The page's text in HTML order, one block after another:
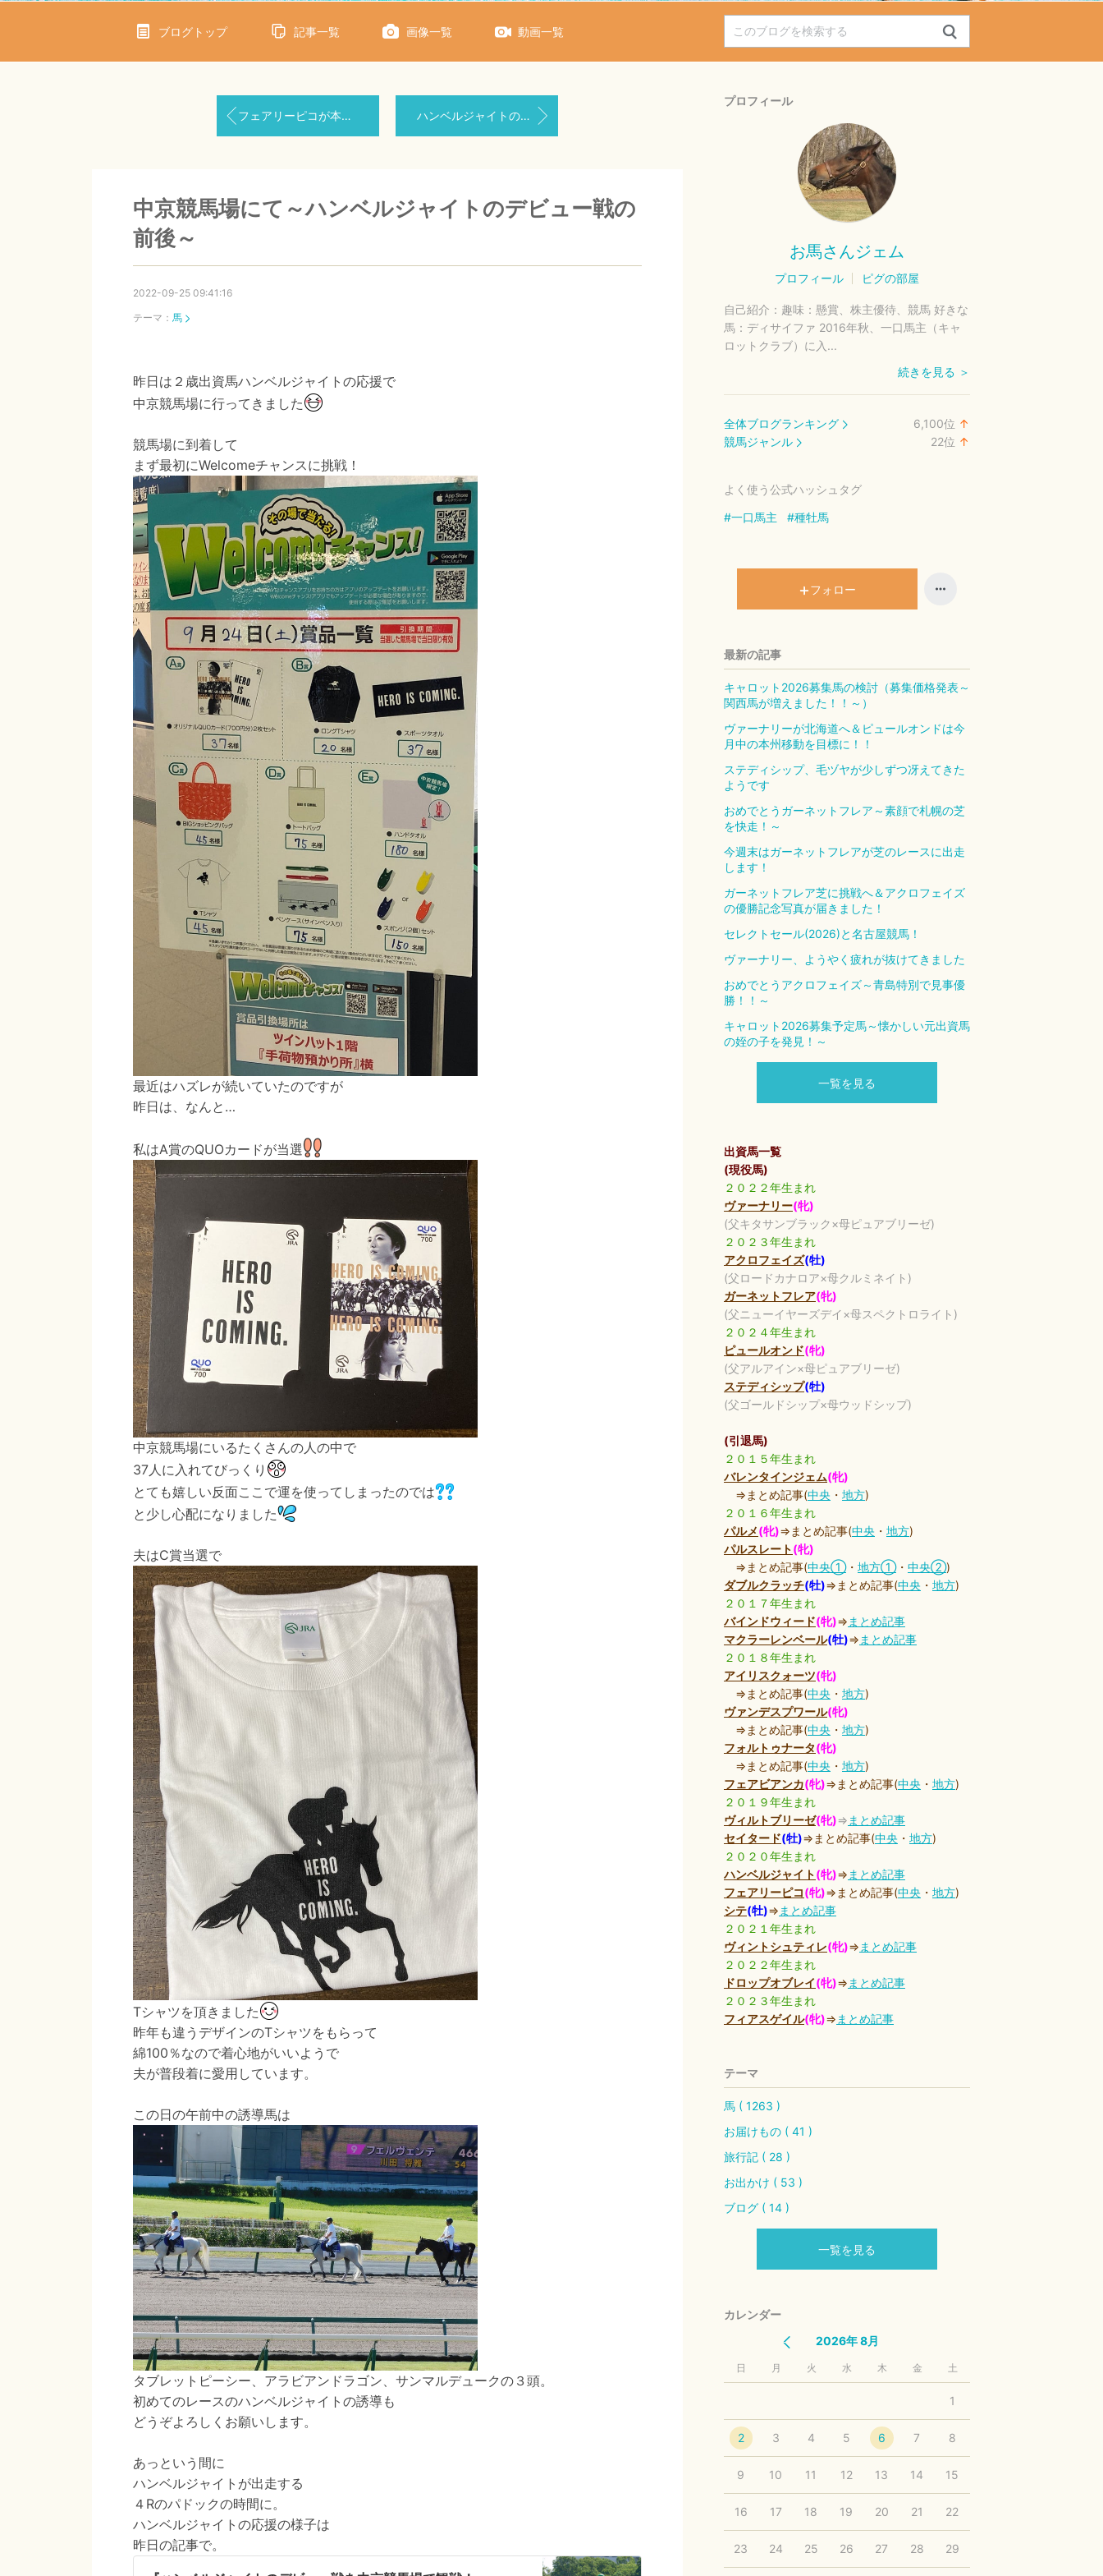
ブログトップ 記事一覧 画像一覧 動画一覧
フェアリーピコが本州へ！ヴィルトブリーゼも！！ ハンベルジャイトのデビュー戦を中京競馬場で観戦！
中京競馬場にて～ハンベルジャイトのデビュー戦の
前後～
2022-09-25 09:41:16
テーマ： 馬
昨日は２歳出資馬ハンベルジャイトの応援で
中京競馬場に行ってきました
競馬場に到着して
まず最初にWelcomeチャンスに挑戦！
最近はハズレが続いていたのですが
昨日は、なんと…
私はA賞のQUOカードが当選
中京競馬場にいるたくさんの人の中で
37人に入れてびっくり
とても嬉しい反面ここで運を使ってしまったのでは
と少し心配になりました
夫はC賞当選で
Tシャツを頂きました
昨年も違うデザインのTシャツをもらって
綿100％なので着心地がいいようで
夫が普段着に愛用しています。
この日の午前中の誘導馬は
タブレットピーシー、アラビアンドラゴン、サンマルデュークの３頭。
初めてのレースのハンベルジャイトの誘導も
どうぞよろしくお願いします。
あっという間に
ハンベルジャイトが出走する
４Rのパドックの時間に。
ハンベルジャイトの応援の様子は
昨日の記事で。
プロフィール
お馬さんジェム
プロフィール ピグの部屋
自己紹介： 趣味：懸賞、株主優待、競馬 好きな
馬：ディサイファ 2016年秋、一口馬主（キャ
ロットクラブ）に入...
続きを見る ＞
全体ブログランキング 6,100位 ↑
競馬ジャンル 22位 ↑
よく使う公式ハッシュタグ
#一口馬主 #種牡馬
フォロー
最新の記事
キャロット2026募集馬の検討（募集価格発表～
関西馬が増えました！！～）
ヴァーナリーが北海道へ＆ピュールオンドは今
月中の本州移動を目標に！！
ステディシップ、毛ヅヤが少しずつ冴えてきた
ようです
おめでとうガーネットフレア～素顔で札幌の芝
を快走！～
今週末はガーネットフレアが芝のレースに出走
します！
ガーネットフレア芝に挑戦へ＆アクロフェイズ
の優勝記念写真が届きました！
セレクトセール(2026)と名古屋競馬！
ヴァーナリー、ようやく疲れが抜けてきました
おめでとうアクロフェイズ～青島特別で見事優
勝！！～
キャロット2026募集予定馬～懐かしい元出資馬
の姪の子を発見！～
一覧を見る
出資馬一覧
(現役馬)
２０２２年生まれ
ヴァーナリー(牝)
(父キタサンブラック×母ピュアブリーゼ)
２０２３年生まれ
アクロフェイズ(牡)
(父ロードカナロア×母クルミネイト)
ガーネットフレア(牝)
(父ニューイヤーズデイ×母スペクトロライト)
２０２４年生まれ
ピュールオンド(牝)
(父アルアイン×母ピュアブリーゼ)
ステディシップ(牡)
(父ゴールドシップ×母ウッドシップ)
(引退馬)
２０１５年生まれ
バレンタインジェム(牝)
⇒まとめ記事(中央 ・ 地方)
２０１６年生まれ
パルメ(牝)⇒まとめ記事(中央 ・ 地方)
パルスレート(牝)
⇒まとめ記事(中央①・ 地方①・ 中央②)
ダブルクラッチ(牡)⇒まとめ記事(中央 ・ 地方)
２０１７年生まれ
バインドウィード(牝)⇒ まとめ記事
マクラーレンベール(牡)⇒ まとめ記事
２０１８年生まれ
アイリスクォーツ(牝)
⇒まとめ記事(中央 ・ 地方)
ヴァンデスプワール(牝)
⇒まとめ記事(中央 ・ 地方)
フォルトゥナータ(牝)
⇒まとめ記事(中央 ・ 地方)
フェアビアンカ(牝)⇒まとめ記事(中央 ・ 地方)
２０１９年生まれ
ヴィルトブリーゼ(牝)⇒ まとめ記事
セイタード(牡)⇒まとめ記事(中央 ・ 地方)
２０２０年生まれ
ハンベルジャイト(牝)⇒ まとめ記事
フェアリーピコ(牝)⇒まとめ記事(中央 ・ 地方)
シテ(牡)⇒ まとめ記事
２０２１年生まれ
ヴィントシュティレ(牝)⇒ まとめ記事
２０２２年生まれ
ドロップオブレイ(牝)⇒ まとめ記事
２０２３年生まれ
フィアスゲイル(牝)⇒ まとめ記事
テーマ
馬 ( 1263 )
お届けもの ( 41 )
旅行記 ( 28 )
お出かけ ( 53 )
ブログ ( 14 )
一覧を見る
カレンダー
2026年 8月
日 月 火 水 木 金 土
1
2 3 4 5 6 7 8
9 10 11 12 13 14 15
16 17 18 19 20 21 22
23 24 25 26 27 28 29